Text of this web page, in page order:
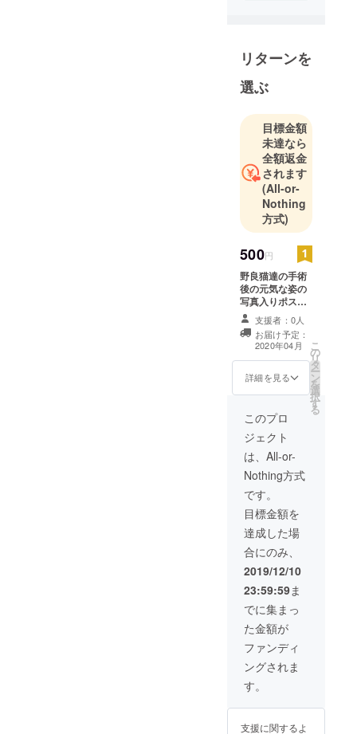
リターンを
選ぶ
目標金額
未達なら
全額返金
されます
(All-or-
Nothing
方式)
500円
野良猫達の手術
後の元気な姿の
写真入りポスト
カード をメッ
セージと共に 送
付させて頂きた
く思っておりま
す。
支援者：0人
お届け予定：
2020年04月
詳細を見る
こ
の
リ
タ
ー
ン
を
選
択
す
る
このプロ
ジェクト
は、All-or-
Nothing方式
です。
目標金額を
達成した場
合にのみ、
2019/12/10
23:59:59ま
でに集まっ
た金額が
ファンディ
ングされま
す。
支援に関するよ